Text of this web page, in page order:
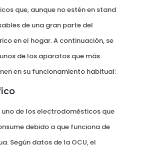
que, aunque no estén en stand
de una gran parte del
en el hogar. A continuación, se
de los aparatos que más
en su funcionamiento habitual:
de los electrodomésticos que
debido a que funciona de
Según datos de la OCU, el